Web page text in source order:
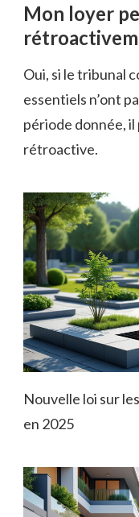
Mon loyer
Oui, si le tribunal
essentiels n’ont
période donnée,
rétroactive.
Nouvelle loi sur
en 2025